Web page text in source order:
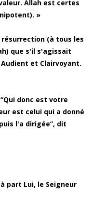
Allah est certes
»
(à tous les
que s'il s'agissait
et Clairvoyant.
donc est votre
est celui qui a donné
l'a dirigée”, dit
part Lui, le Seigneur